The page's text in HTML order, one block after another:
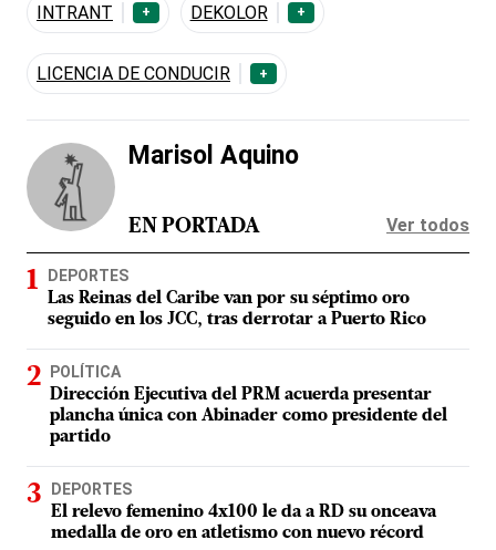
INTRANT
+ DEKOLOR +
LICENCIA DE CONDUCIR +
Marisol Aquino
EN PORTADA Ver todos
DEPORTES
Las Reinas del Caribe van por su séptimo oro
seguido en los JCC, tras derrotar a Puerto Rico
POLÍTICA
Dirección Ejecutiva del PRM acuerda presentar
plancha única con Abinader como presidente del
partido
DEPORTES
El relevo femenino 4x100 le da a RD su onceava
medalla de oro en atletismo con nuevo récord